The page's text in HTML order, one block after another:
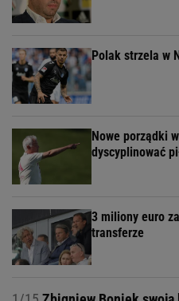
Polak strzela w
Nowe porządki
dyscyplinować
3 miliony euro
transferze